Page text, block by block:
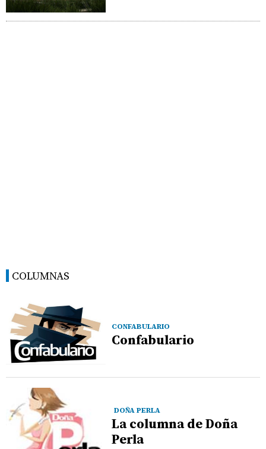
COLUMNAS
CONFABULARIO
Confabulario
DOÑA PERLA
La columna de Doña
Perla